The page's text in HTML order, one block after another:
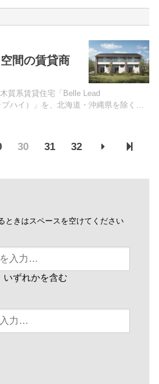
よって大幅な...
間の賃貸商
質系賃貸住宅「Belle Lead
ハイ）」を、北海道・沖縄県を除く全
30 31 32
ときはスペースを空けてください
いずれかを含む